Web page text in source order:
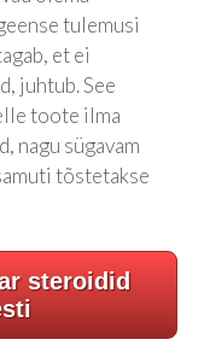
tulemusi
et ei
juhtub. See
toote ilma
nagu sügavam
tõstetakse
steroidid